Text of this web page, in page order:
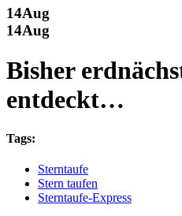
14Aug
14Aug
Bisher
entdeckt…
Tags:
Sterntaufe
Stern taufen
Sterntaufe-Express